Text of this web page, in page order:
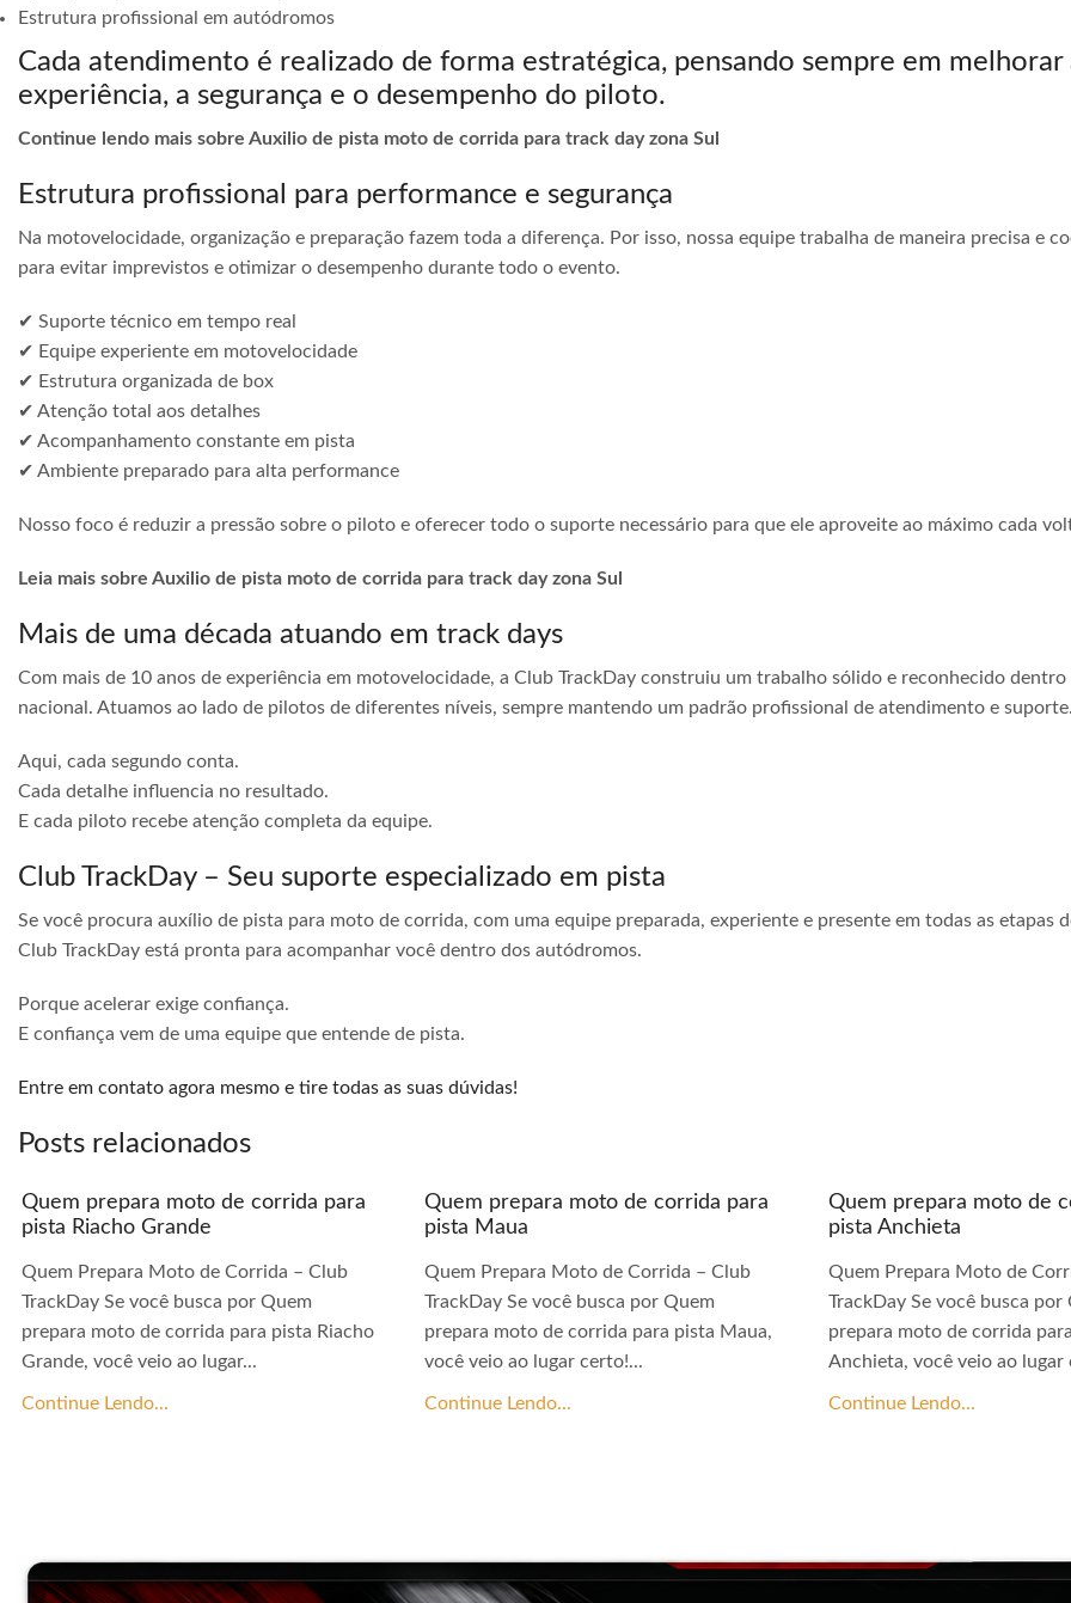
Estrutura profissional em autódromos
Cada atendimento é realizado de forma estratégica, pensando sempre em melhorar
experiência, a segurança e o desempenho do piloto.
Continue lendo mais sobre Auxilio de pista moto de corrida para track day zona Sul
Estrutura profissional para performance e segurança
Na motovelocidade, organização e preparação fazem toda a diferença. Por isso, nossa equipe trabalha de maneira precisa e
para evitar imprevistos e otimizar o desempenho durante todo o evento.
✔ Suporte técnico em tempo real
✔ Equipe experiente em motovelocidade
✔ Estrutura organizada de box
✔ Atenção total aos detalhes
✔ Acompanhamento constante em pista
✔ Ambiente preparado para alta performance
Nosso foco é reduzir a pressão sobre o piloto e oferecer todo o suporte necessário para que ele aproveite ao máximo cada
Leia mais sobre Auxilio de pista moto de corrida para track day zona Sul
Mais de uma década atuando em track days
Com mais de 10 anos de experiência em motovelocidade, a Club TrackDay construiu um trabalho sólido e reconhecido
nacional. Atuamos ao lado de pilotos de diferentes níveis, sempre mantendo um padrão profissional de atendimento e suporte.
Aqui, cada segundo conta.
Cada detalhe influencia no resultado.
E cada piloto recebe atenção completa da equipe.
Club TrackDay – Seu suporte especializado em pista
Se você procura auxílio de pista para moto de corrida, com uma equipe preparada, experiente e presente em todas as etapas
Club TrackDay está pronta para acompanhar você dentro dos autódromos.
Porque acelerar exige confiança.
E confiança vem de uma equipe que entende de pista.
Entre em contato agora mesmo e tire todas as suas dúvidas!
Posts relacionados
Quem prepara moto de corrida para
pista Riacho Grande
Quem Prepara Moto de Corrida – Club
TrackDay Se você busca por Quem
prepara moto de corrida para pista Riacho
Grande, você veio ao lugar...
Continue Lendo...
Quem prepara moto de corrida para
pista Maua
Quem Prepara Moto de Corrida – Club
TrackDay Se você busca por Quem
prepara moto de corrida para pista Maua,
você veio ao lugar certo!...
Continue Lendo...
Quem prepara moto de
pista Anchieta
Quem Prepara Moto de
TrackDay Se você busca por
prepara moto de corrida
Anchieta, você veio ao lugar
Continue Lendo...